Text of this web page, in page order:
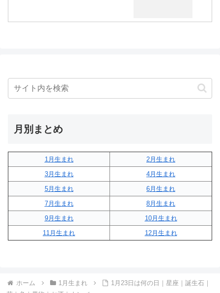
月別まとめ
1月生まれ
2月生まれ
3月生まれ
4月生まれ
5月生まれ
6月生まれ
7月生まれ
8月生まれ
9月生まれ
10月生まれ
11月生まれ
12月生まれ
ホーム 1月生まれ
1月23日は何の日｜星座｜誕生石｜